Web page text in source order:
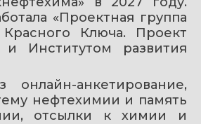
«Проектная группа
Ключа. Проект
Институтом развития
анкетирование,
нефтехимии и память
отсылки к химии и